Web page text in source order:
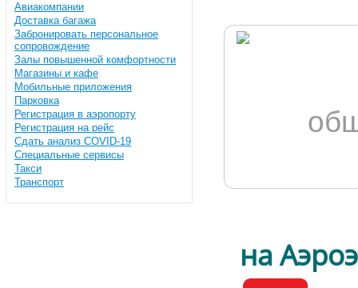
Авиакомпании
Доставка багажа
Забронировать персональное
сопровождение
Залы повышенной комфортности
Магазины и кафе
Мобильные приложения
Парковка
Регистрация в аэропорту
Регистрация на рейс
Сдать анализ COVID-19
Специальные сервисы
Такси
Транспорт
на